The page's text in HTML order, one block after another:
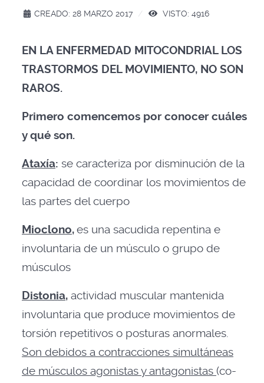
CREADO: 28 MARZO 2017
VISTO: 4916
EN LA ENFERMEDAD MITOCONDRIAL LOS
TRASTORMOS DEL MOVIMIENTO, NO SON
RAROS.
Primero comencemos por conocer cuáles
y qué son.
Ataxía: se caracteriza por disminución de la
capacidad de coordinar los movimientos de
las partes del cuerpo
Mioclono,es una sacudida repentina e
involuntaria de un músculo o grupo de
músculos
Distonia, actividad muscular mantenida
involuntaria que produce movimientos de
torsión repetitivos o posturas anormales.
Son debidos a contracciones simultáneas
de músculos agonistas y antagonistas (co-